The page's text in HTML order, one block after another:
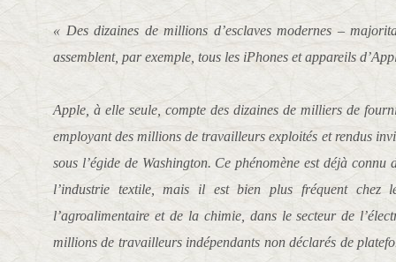
« Des dizaines de millions d’esclaves modernes –
assemblent, par exemple, tous les iPhones et appareils
Apple, à elle seule, compte des dizaines de milliers de
employant des millions de travailleurs exploités et rendus
sous l’égide de Washington. Ce phénomène est déjà connu
l’industrie textile, mais il est bien plus fréquent chez
l’agroalimentaire et de la chimie, dans le secteur de
millions de travailleurs indépendants non déclarés de